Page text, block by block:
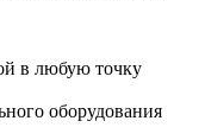
в любую точку
оборудования